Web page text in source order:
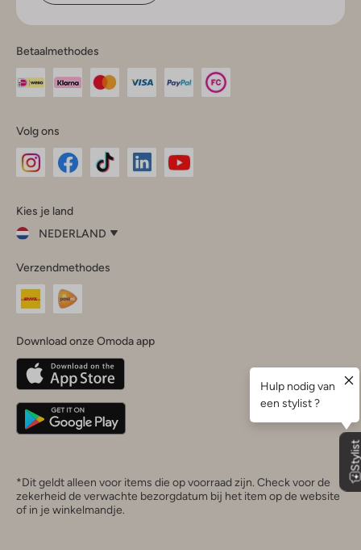
Betaalmethodes
Volg ons
InstagramFacebook
Kies je land
NEDERLAND
je
land
Nederland
Belgique(Français)
Deutschland
Verzendmethodes
Download onze Omoda app
*Dit geldt alleen voor items die op voorraad zijn. Check voor de
zekerheid de verwachte bezorgdatum bij het item op de website
of in je winkelmandje.